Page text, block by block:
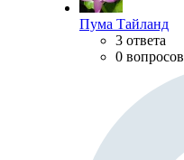
Пума Тайланд
3 ответа
0 вопросов